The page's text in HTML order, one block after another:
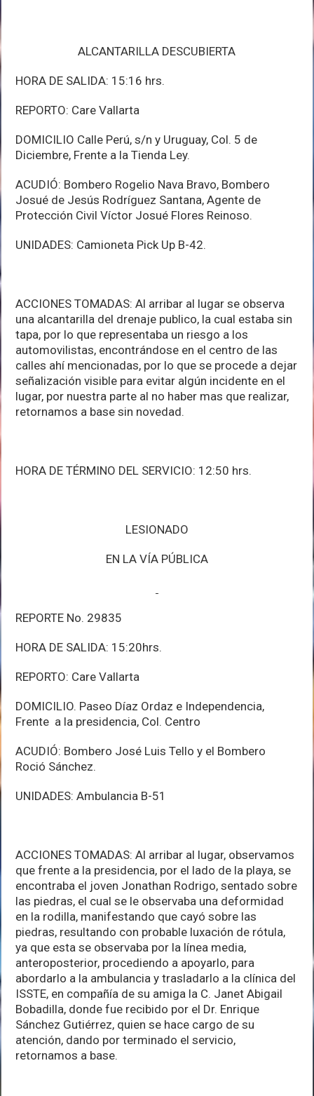
ALCANTARILLA DESCUBIERTA
HORA DE SALIDA: 15:16 hrs.
REPORTO: Care Vallarta
DOMICILIO Calle Perú, s/n y Uruguay, Col. 5 de
Diciembre, Frente a la Tienda Ley.
ACUDIÓ: Bombero Rogelio Nava Bravo, Bombero
Josué de Jesús Rodríguez Santana, Agente de
Protección Civil Víctor Josué Flores Reinoso.
UNIDADES: Camioneta Pick Up B-42.
ACCIONES TOMADAS: Al arribar al lugar se observa
una alcantarilla del drenaje publico, la cual estaba sin
tapa, por lo que representaba un riesgo a los
automovilistas, encontrándose en el centro de las
calles ahí mencionadas, por lo que se procede a dejar
señalización visible para evitar algún incidente en el
lugar, por nuestra parte al no haber mas que realizar,
retornamos a base sin novedad.
HORA DE TÉRMINO DEL SERVICIO: 12:50 hrs.
LESIONADO
EN LA VÍA PÚBLICA
REPORTE No. 29835
HORA DE SALIDA: 15:20hrs.
REPORTO: Care Vallarta
DOMICILIO. Paseo Díaz Ordaz e Independencia,
Frente a la presidencia, Col. Centro
ACUDIÓ: Bombero José Luis Tello y el Bombero
Roció Sánchez.
UNIDADES: Ambulancia B-51
ACCIONES TOMADAS: Al arribar al lugar, observamos
que frente a la presidencia, por el lado de la playa, se
encontraba el joven Jonathan Rodrigo, sentado sobre
las piedras, el cual se le observaba una deformidad
en la rodilla, manifestando que cayó sobre las
piedras, resultando con probable luxación de rótula,
ya que esta se observaba por la línea media,
anteroposterior, procediendo a apoyarlo, para
abordarlo a la ambulancia y trasladarlo a la clínica del
ISSTE, en compañía de su amiga la C. Janet Abigail
Bobadilla, donde fue recibido por el Dr. Enrique
Sánchez Gutiérrez, quien se hace cargo de su
atención, dando por terminado el servicio,
retornamos a base.